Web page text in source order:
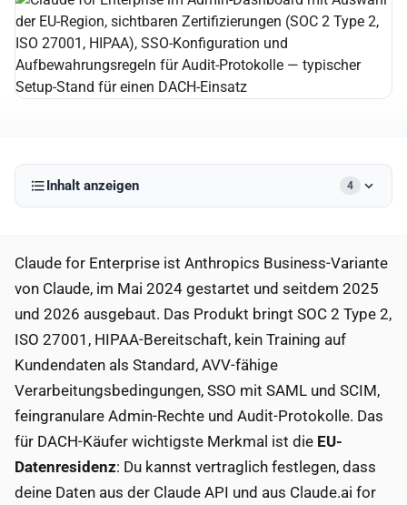
Inhalt anzeigen 4
Claude for Enterprise ist Anthropics Business-Variante
von Claude, im Mai 2024 gestartet und seitdem 2025
und 2026 ausgebaut. Das Produkt bringt SOC 2 Type 2,
ISO 27001, HIPAA-Bereitschaft, kein Training auf
Kundendaten als Standard, AVV-fähige
Verarbeitungsbedingungen, SSO mit SAML und SCIM,
feingranulare Admin-Rechte und Audit-Protokolle. Das
für DACH-Käufer wichtigste Merkmal ist die EU-
Datenresidenz: Du kannst vertraglich festlegen, dass
deine Daten aus der Claude API und aus Claude.ai for